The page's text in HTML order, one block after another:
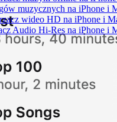
muzycznych na iPhone i
wideo HD na iPhone i
Audio Hi-Res na iPhone i